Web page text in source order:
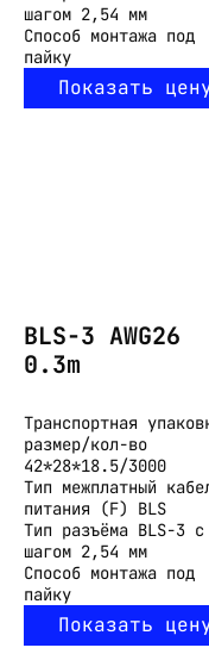
шагом 2,54 мм
Способ монтажа под
пайку
Показать
BLS-3 AWG26
0.3m
Транспортная
размер/кол-во
42*28*18.5/3000
Тип межплатный
питания (F) BLS
Тип разъёма BLS-3 с
шагом 2,54 мм
Способ монтажа под
пайку
Показать